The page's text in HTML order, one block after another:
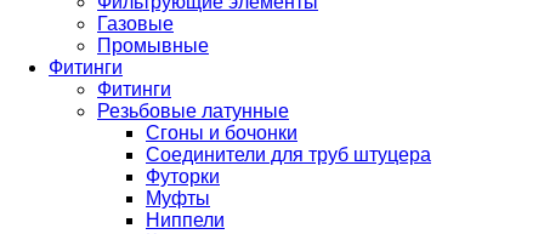
Газовые
Промывные
Фитинги
Фитинги
Резьбовые латунные
Сгоны и бочонки
Соединители для труб штуцера
Футорки
Муфты
Ниппели